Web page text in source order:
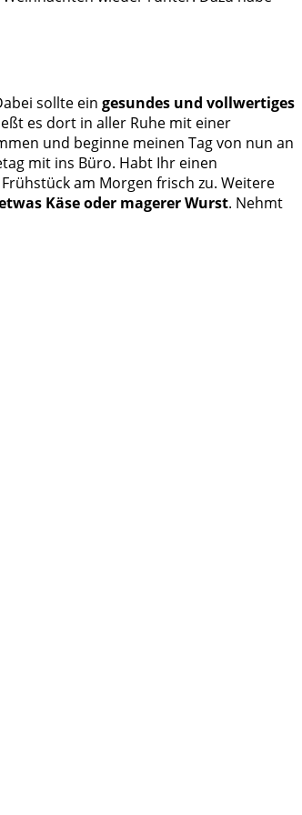
sollte ein gesundes und vollwertiges
es dort in aller Ruhe mit einer
und beginne meinen Tag von nun an
mit ins Büro. Habt Ihr einen
am Morgen frisch zu. Weitere
Käse oder magerer Wurst. Nehmt